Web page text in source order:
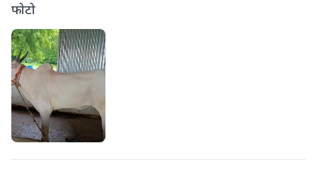
फोटो